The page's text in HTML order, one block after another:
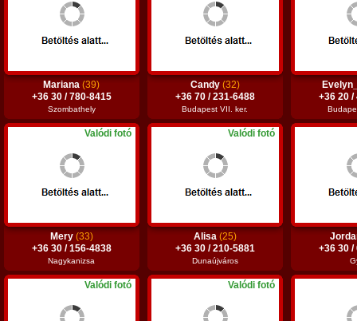
Mariana(39)
+36 30 / 780-8415
Szombathely
Candy (32)
+36 70 / 231-6488
Budapest VII. ker.
+36 20 /
Valódi fotó
Mery (33)
+36 30 / 156-4838
Nagykanizsa
Valódi fotó
Alisa (25)
+36 30 / 210-5881
Dunaújváros
+36 30 /
Valódi fotó Valódi fotó